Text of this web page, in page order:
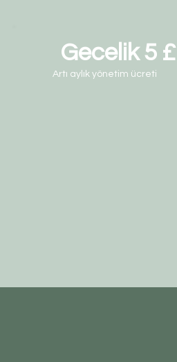
Gecelik 5 £
Artı aylık yönetim ücreti